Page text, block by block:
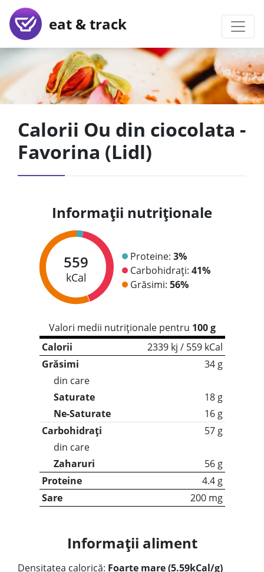
eat & track
Calorii Ou din ciocolata -
Favorina (Lidl)
Informații nutriționale
559
kCal
Proteine: 3%
Carbohidrați: 41%
Grăsimi: 56%
Valori medii nutriționale pentru 100 g
Calorii
2339 kj / 559 kCal
Grăsimi
34 g
din care
Saturate
18 g
Ne-Saturate
16 g
Carbohidrați
57 g
din care
Zaharuri
56 g
Proteine
4.4 g
Sare
200 mg
Informații aliment
Densitatea calorică: Foarte mare (5.59kCal/g)